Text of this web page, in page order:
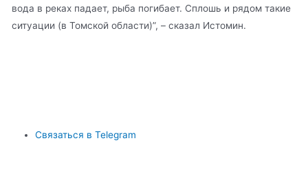
вода в реках падает, рыба погибает. Сплошь и рядом такие
ситуации (в Томской области)”, – сказал Истомин.
Связаться в Telegram